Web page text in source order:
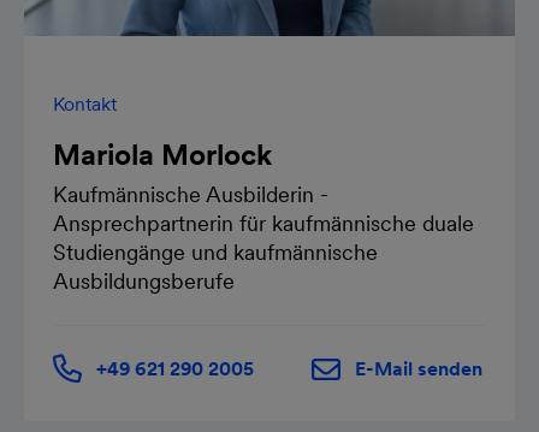
Kontakt
Mariola Morlock
Kaufmännische Ausbilderin -
Ansprechpartnerin für kaufmännische duale
Studiengänge und kaufmännische
Ausbildungsberufe
+49 621 290 2005 E-Mail senden